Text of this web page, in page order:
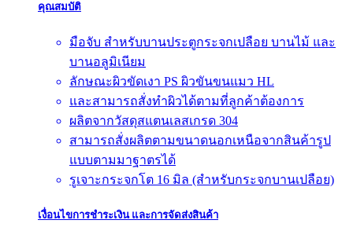
คุณสมบัติ
มือจับ สำหรับบานประตูกระจกเปลือย บานไม้ และ
บานอลูมิเนียม
ลักษณะผิวขัดเงา PS ผิวขันขนแมว HL
และสามารถสั่งทำผิวได้ตามที่ลูกค้าต้องการ
ผลิตจากวัสดุสแตนเลสเกรด 304
สามารถสั่งผลิตตามขนาดนอกเหนือจากสินค้ารูป
แบบตามมาฐาตรได้
รูเจาะกระจกโต 16 มิล (สำหรับกระจกบานเปลือย)
เงื่อนไขการชำระเงิน และการจัดส่งสินค้า